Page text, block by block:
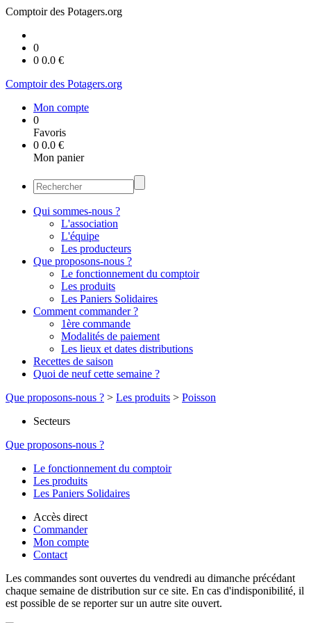
Comptoir des Potagers.org
0
0 0.0 €
Comptoir des Potagers.org
Mon compte
0
Favoris
0 0.0 €
Mon panier
Qui sommes-nous ?
L'association
L'équipe
Les producteurs
Que proposons-nous ?
Le fonctionnement du comptoir
Les produits
Les Paniers Solidaires
Comment commander ?
1ère commande
Modalités de paiement
Les lieux et dates distributions
Recettes de saison
Quoi de neuf cette semaine ?
Que proposons-nous ? > Les produits > Poisson
Secteurs
Que proposons-nous ?
Le fonctionnement du comptoir
Les produits
Les Paniers Solidaires
Accès direct
Commander
Mon compte
Contact
Les commandes sont ouvertes du vendredi au dimanche précédant
chaque semaine de distribution sur ce site. En cas d'indisponibilité, il
est possible de se reporter sur un autre site ouvert.